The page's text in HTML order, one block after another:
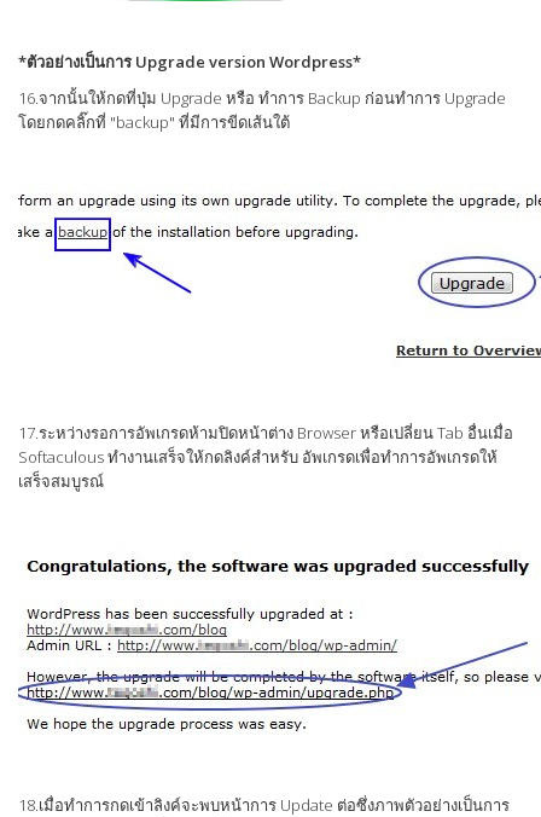
*ตัวอย่างเป็นการ Upgrade version Wordpress*
16.จากนั้นให้กดที่ปุ่ม Upgrade หรือ ทำการ Backup ก่อนทำการ Upgrade
โดยกดคลิ๊กที่ "backup" ที่มีการขีดเส้นใต้
17.ระหว่างรอการอัพเกรดห้ามปิดหน้าต่าง Browser หรือเปลี่ยน Tab อื่นเมื่อ
Softaculous ทำงานเสร็จให้กดลิงค์สำหรับ อัพเกรดเพื่อทำการอัพเกรดให้
เสร็จสมบูรณ์
18.เมื่อทำการกดเข้าลิงค์จะพบหน้าการ Update ต่อซึ่งภาพตัวอย่างเป็นการ